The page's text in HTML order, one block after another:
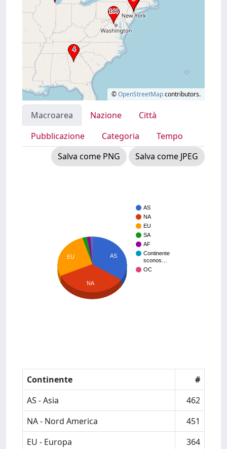
©OpenStreetMapcontributors.
Macroarea Nazione
Città
Pubblicazione
Categoria
Tempo
Salva come PNG
Salva come JPEG
AS
NA
EU
SA
AF
Continente
sconos…
OC
AS
EU
NA
Continente
#
AS - Asia
462
NA - Nord America
451
EU - Europa
364